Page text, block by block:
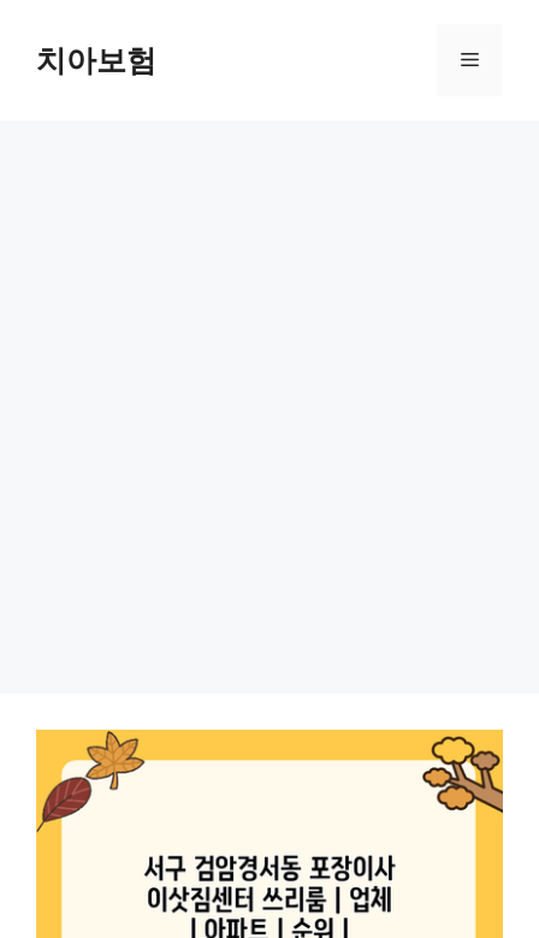
content치아보험 Menu